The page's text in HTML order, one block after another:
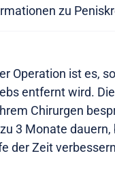
zu
Operation ist es,
entfernt wird.
Chirurgen
3 Monate
der Zeit